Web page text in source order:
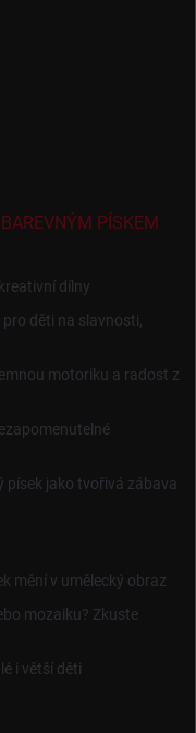
PÍSKEM
dílny
děti na slavnosti,
motoriku a radost z
písek jako tvořivá zábava
mění v umělecký obraz
mozaiku? Zkuste
i větší děti